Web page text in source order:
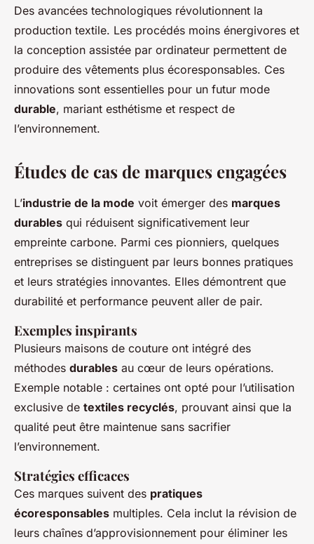
Des avancées technologiques révolutionnent la
production textile. Les procédés moins énergivores et
la conception assistée par ordinateur permettent de
produire des vêtements plus écoresponsables. Ces
innovations sont essentielles pour un futur mode
durable, mariant esthétisme et respect de
l’environnement.
Études de cas de marques engagées
L’industrie de la mode voit émerger des marques
durables qui réduisent significativement leur
empreinte carbone. Parmi ces pionniers, quelques
entreprises se distinguent par leurs bonnes pratiques
et leurs stratégies innovantes. Elles démontrent que
durabilité et performance peuvent aller de pair.
Exemples inspirants
Plusieurs maisons de couture ont intégré des
méthodes durables au cœur de leurs opérations.
Exemple notable : certaines ont opté pour l’utilisation
exclusive de textiles recyclés, prouvant ainsi que la
qualité peut être maintenue sans sacrifier
l’environnement.
Stratégies efficaces
Ces marques suivent des pratiques
écoresponsables multiples. Cela inclut la révision de
leurs chaînes d’approvisionnement pour éliminer les